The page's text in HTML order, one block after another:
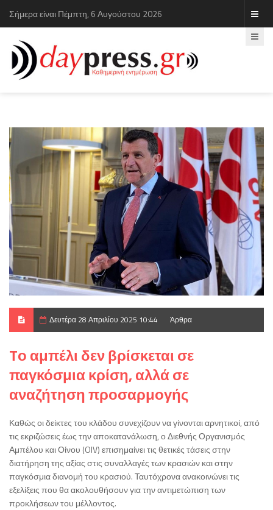
Σήμερα είναι Πέμπτη, 6 Αυγούστου 2026
Δευτέρα 28 Απριλίου 2025 10:44 Άρθρα
Tο αμπέλι δεν βρίσκεται σε
παγκόσμια κρίση, αλλά σε
αναζήτηση προσαρμογής
Καθώς οι δείκτες του κλάδου συνεχίζουν να γίνονται αρνητικοί, από
τις εκριζώσεις έως την αποκατανάλωση, ο Διεθνής Οργανισμός
Αμπέλου και Οίνου (OIV) επισημαίνει τις θετικές τάσεις στην
διατήρηση της αξίας στις συναλλαγές των κρασιών και στην
παγκόσμια διανομή του κρασιού. Ταυτόχρονα ανακοινώνει τις
εξελίξεις που θα ακολουθήσουν για την αντιμετώπιση των
προκλήσεων του μέλλοντος.